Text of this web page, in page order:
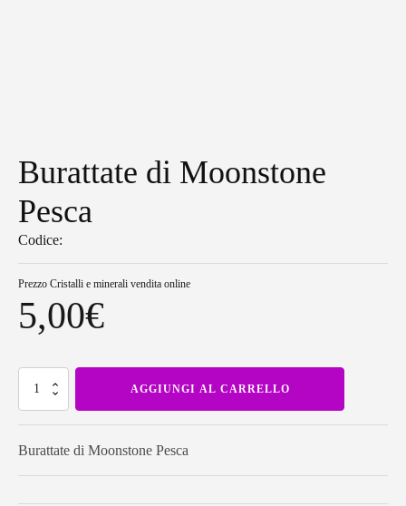
Burattate di Moonstone
Pesca
Codice:
Prezzo Cristalli e minerali vendita online
5,00€
Burattate
Moonstone
Pesca
AGGIUNGI AL CARRELLO
Burattate di Moonstone Pesca